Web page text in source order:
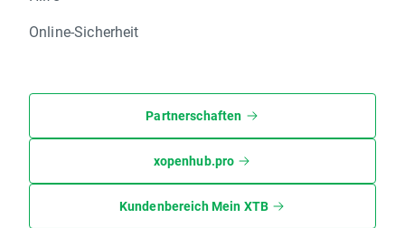
Online-Sicherheit
Partnerschaften
xopenhub.pro
Kundenbereich Mein XTB